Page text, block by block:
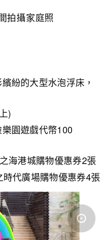
拍攝家庭照
紛的大型水泡浮床，
早上)
園遊戲代幣100
海港城購物優惠券2張
代廣場購物優惠券4張